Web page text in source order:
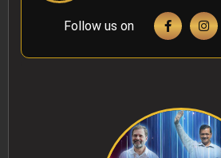
Follow us on